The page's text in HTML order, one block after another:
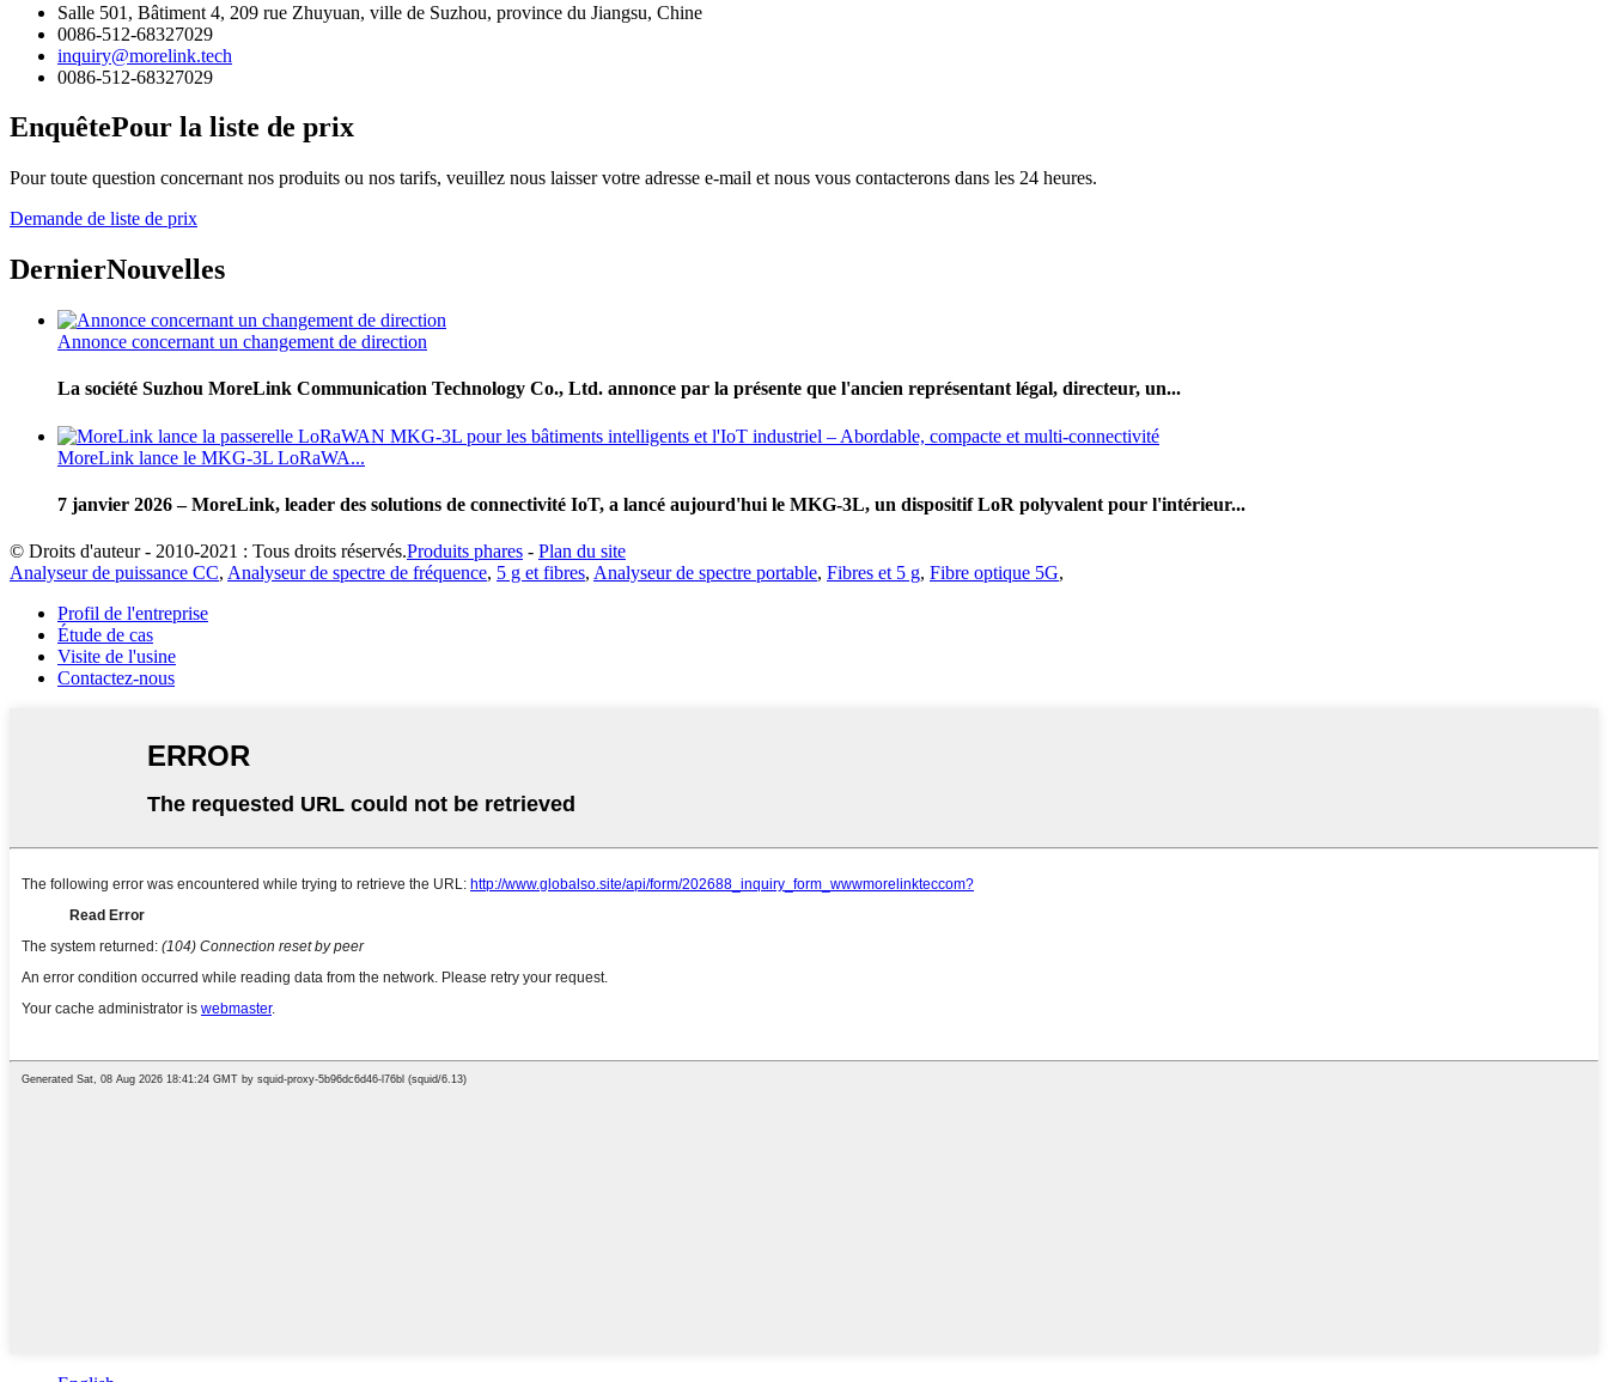
Salle 501, Bâtiment 4, 209 rue Zhuyuan, ville de Suzhou, province du Jiangsu, Chine
0086-512-68327029
inquiry@morelink.tech
0086-512-68327029
EnquêtePour la liste de prix
Pour toute question concernant nos produits ou nos tarifs, veuillez nous laisser votre adresse e-mail et nous vous contacterons dans les 24 heures.
Demande de liste de prix
DernierNouvelles
Annonce concernant un changement de direction
La société Suzhou MoreLink Communication Technology Co., Ltd. annonce par la présente que l'ancien représentant légal, directeur, un...
MoreLink lance le MKG-3L LoRaWA...
7 janvier 2026 – MoreLink, leader des solutions de connectivité IoT, a lancé aujourd'hui le MKG-3L, un dispositif LoR polyvalent pour l'intérieur...
© Droits d'auteur - 2010-2021 : Tous droits réservés.Produits phares - Plan du site
Analyseur de puissance CC, Analyseur de spectre de fréquence, 5 g et fibres, Analyseur de spectre portable, Fibres et 5 g, Fibre optique 5G,
Profil de l'entreprise
Étude de cas
Visite de l'usine
Contactez-nous